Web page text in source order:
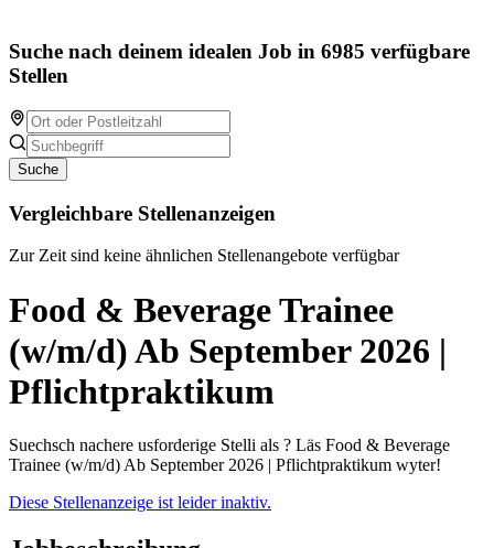
Suche nach deinem idealen Job in 6985 verfügbare
Stellen
Suche
Vergleichbare Stellenanzeigen
Zur Zeit sind keine ähnlichen Stellenangebote verfügbar
Food & Beverage Trainee
(w/m/d) Ab September 2026 |
Pflichtpraktikum
Suechsch nachere usforderige Stelli als ? Läs Food & Beverage
Trainee (w/m/d) Ab September 2026 | Pflichtpraktikum wyter!
Diese Stellenanzeige ist leider inaktiv.